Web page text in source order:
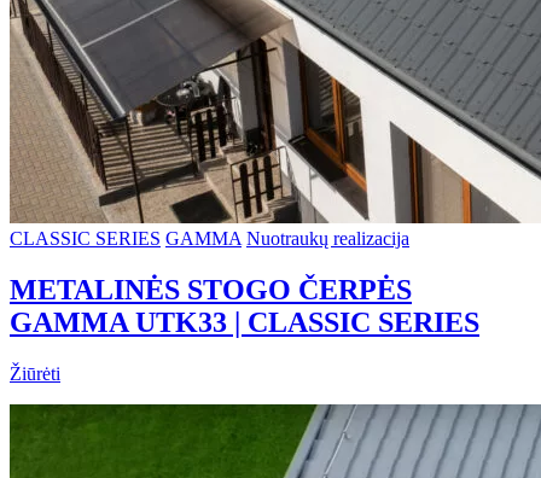
CLASSIC SERIES GAMMA Nuotraukų realizacija
METALINĖS STOGO ČERPĖS
GAMMA UTK33 | CLASSIC SERIES
Žiūrėti